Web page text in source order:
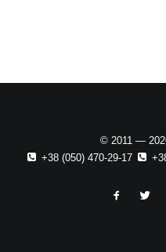
© 2011 —
+38 (050) 470-29-17